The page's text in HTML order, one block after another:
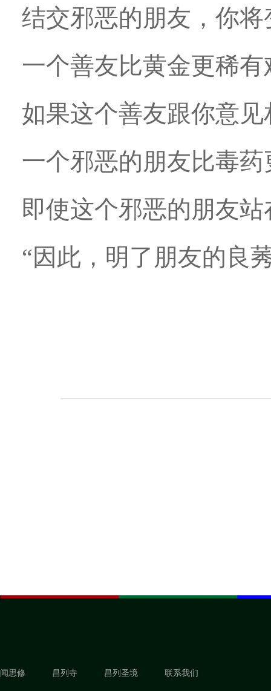
结交邪恶的朋友，你
一个善友比黄金更稀有
如果这个善友跟你意
一个邪恶的朋友比毒
即使这个邪恶的朋友
“因此，明了朋友的良
闻思修 昌列寺 昌列圣境 联系我们